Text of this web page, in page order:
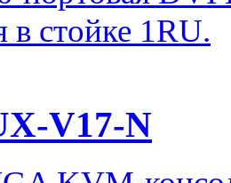
в стойке 1RU.
V17-N